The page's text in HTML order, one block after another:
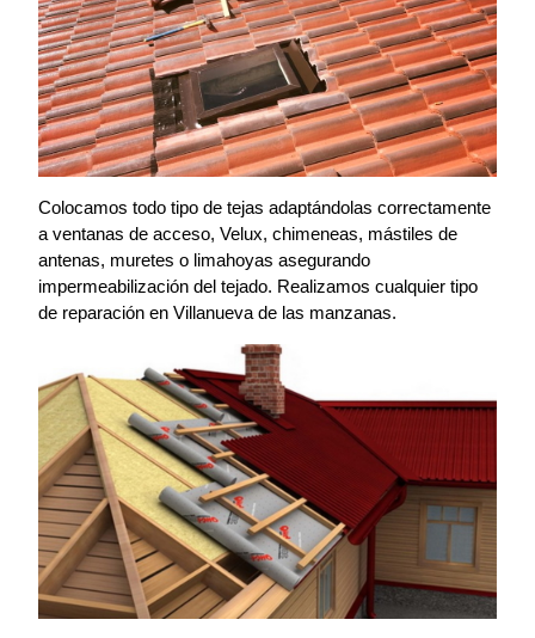
Colocamos todo tipo de tejas adaptándolas correctamente
a ventanas de acceso, Velux, chimeneas, mástiles de
antenas, muretes o limahoyas asegurando
impermeabilización del tejado. Realizamos cualquier tipo
de reparación en Villanueva de las manzanas.